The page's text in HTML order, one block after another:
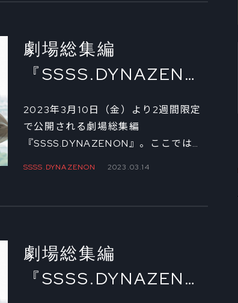
を、シリーズを通じての監督である雨
宮哲と、キャラクターデザインを担当
した坂本勝に語ってもらった。
劇場総集編
『SSSS.DYNAZENON』
公開記念 南夢芽役・
若山詩音＆飛鳥川ち
せ役・安済知佳対談
②
2023年3月10日（金）より2週間限定
で公開される劇場総集編
『SSSS.DYNAZENON』。ここでは
りから見た夢芽とちせの印象と、いつ
も傍にいた蓬や暦との関係について。
SSSS.DYNAZENON 2023.03.14
劇場総集編
『SSSS.DYNAZENON』